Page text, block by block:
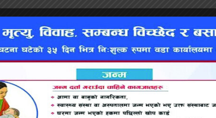
बढिरहेको थियो। त्यसभन्दा अगाडि सन्
नगर्ने सन्धि गरेका थिए। त्यस कुराले
योजना पहिलादेखि नै थियो। बेलायत र